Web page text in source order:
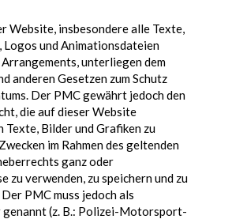
Website, insbesondere alle Texte,
Logos und Animationsdateien
unterliegen dem
anderen Gesetzen zum Schutz
Der PMC gewährt jedoch den
die auf dieser Website
Bilder und Grafiken zu
im Rahmen des geltenden
ganz oder
zu verwenden, zu speichern und zu
PMC muss jedoch als
(z. B.: Polizei-Motorsport-